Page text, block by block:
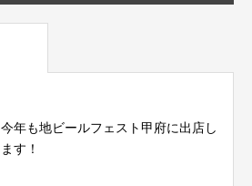
今年も地ビールフェスト甲府に出店し
ます！